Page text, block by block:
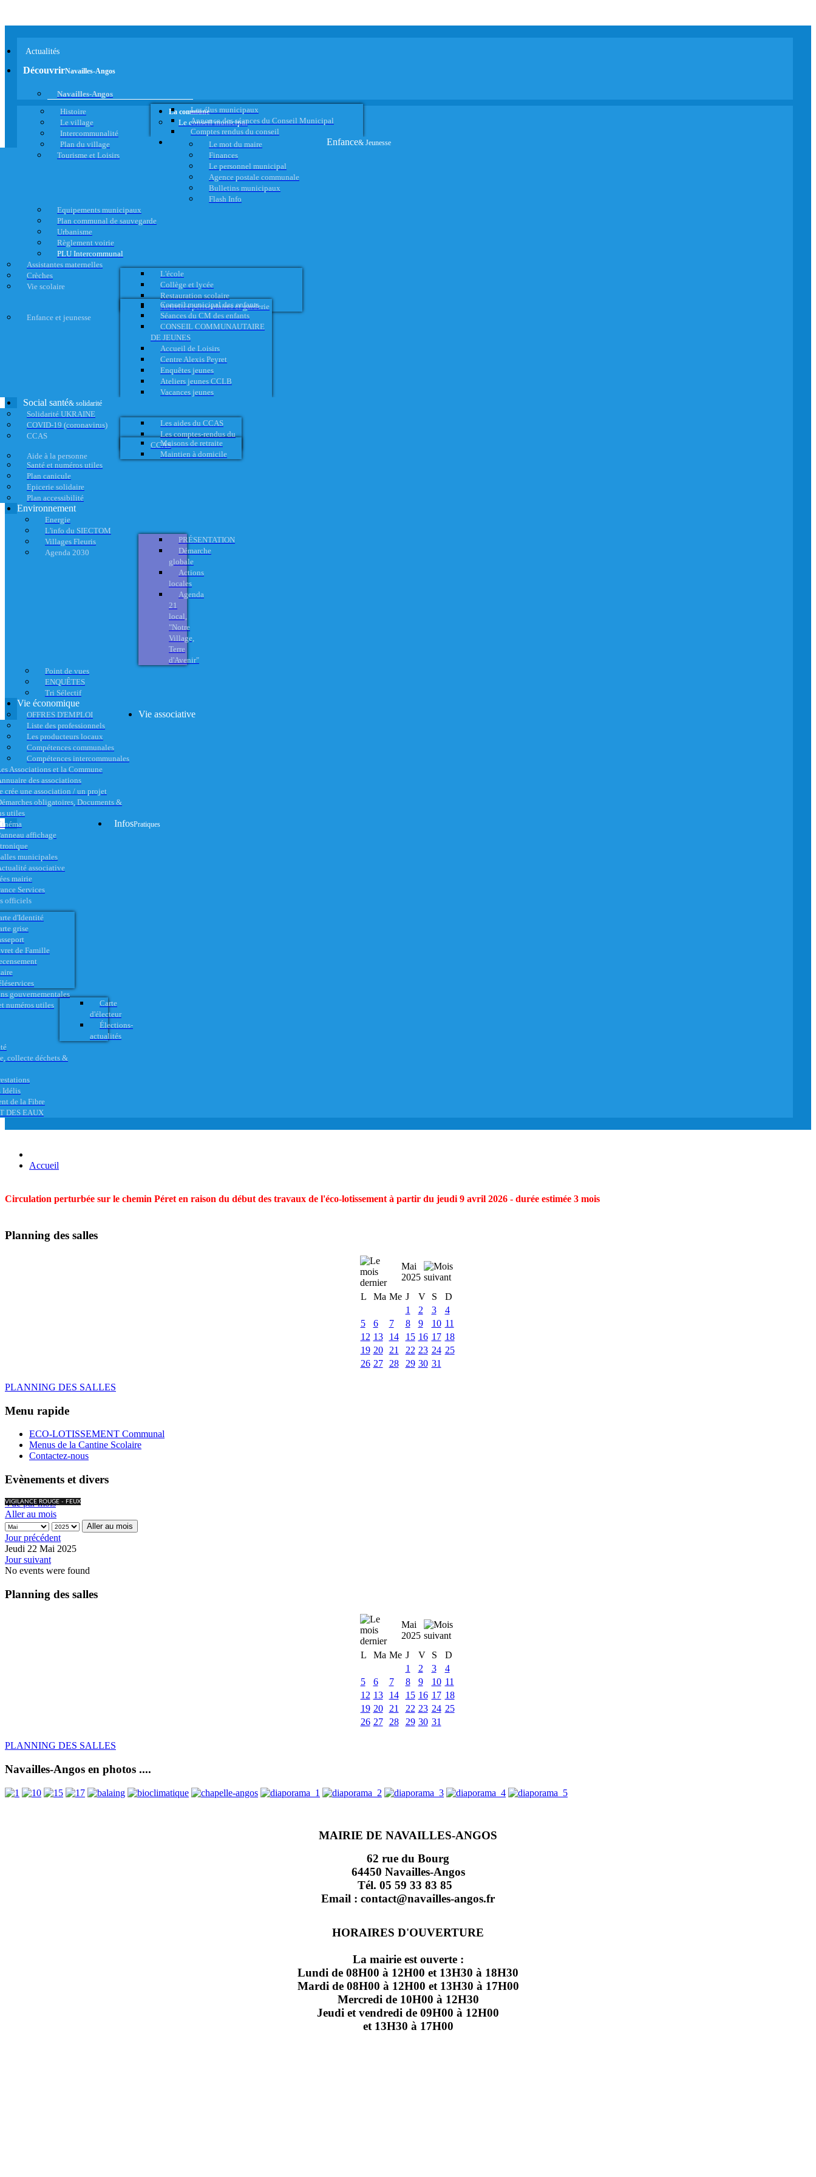
Actualités
DécouvrirNavailles-Angos
Navailles-Angos
Histoire
Le village
Intercommunalité
Plan du village
Tourisme et Loisirs
La commune
Le conseil municipal
Les élus municipaux
Annonce des séances du Conseil Municipal
Comptes rendus du conseil
Le mot du maire
Finances
Le personnel municipal
Agence postale communale
Bulletins municipaux
Flash Info
Equipements municipaux
Plan communal de sauvegarde
Urbanisme
Règlement voirie
PLU Intercommunal
Enfance& Jeunesse
Assistantes maternelles
Crèches
Vie scolaire
L'école
Collège et lycée
Restauration scolaire
Activités périscolaires et garderie
Enfance et jeunesse
Conseil municipal des enfants
Séances du CM des enfants
CONSEIL COMMUNAUTAIRE
DE JEUNES
Accueil de Loisirs
Centre Alexis Peyret
Enquêtes jeunes
Ateliers jeunes CCLB
Vacances jeunes
Social santé& solidarité
Solidarité UKRAINE
COVID-19 (coronavirus)
CCAS
Les aides du CCAS
Les comptes-rendus du
CCAS
Aide à la personne
Maisons de retraite
Maintien à domicile
Santé et numéros utiles
Plan canicule
Epicerie solidaire
Plan accessibilité
Environnement
Energie
L'info du SIECTOM
Villages Fleuris
Agenda 2030
PRÉSENTATION
Démarche
globale
Actions
locales
Agenda
21
local,
"Notre
Village,
Terre
d'Avenir"
Point de vues
ENQUÊTES
Tri Sélectif
Vie économique
OFFRES D'EMPLOI
Liste des professionnels
Les producteurs locaux
Compétences communales
Compétences intercommunales
Vie associative
Associations et la Commune
des associations
crée une association / un projet
obligatoires, Documents &
utiles
affichage
municipales
associative
InfosPratiques
mairie
Services
officiels
d'Identité
grise
de Famille
gouvernementales
numéros utiles
Carte
d'électeur
Élections-
actualités
collecte déchets &
Idélis
de la Fibre
DES EAUX
Accueil
Circulation perturbée sur le chemin Péret en raison du début des travaux de l'éco-lotissement à partir du jeudi 9 avril 2026 - durée estimée 3 mois
Planning des salles
Mai
2025
L
Ma Me J V S
D
1
2 3
4
5
6 7 8 9 10 11
12 13 14 15 16 17 18
19 20 21 22 23 24 25
26 27 28 29 30 31
PLANNING DES SALLES
Menu rapide
ECO-LOTISSEMENT Communal
Menus de la Cantine Scolaire
Contactez-nous
Evènements et divers
VIGILANCE ROUGE - FEUX
Vue par mois
Aller au mois
Aller au mois
Jour précédent
Jeudi 22 Mai 2025
Jour suivant
No events were found
Planning des salles
Mai
2025
L
Ma Me J V S
D
1
2 3
4
5
6 7 8 9 10 11
12 13 14 15 16 17 18
19 20 21 22 23 24 25
26 27 28 29 30 31
PLANNING DES SALLES
Navailles-Angos en photos ....
MAIRIE DE NAVAILLES-ANGOS
62 rue du Bourg
64450 Navailles-Angos
Tél. 05 59 33 83 85
Email : contact@navailles-angos.fr
HORAIRES D'OUVERTURE
La mairie est ouverte :
Lundi de 08H00 à 12H00 et 13H30 à 18H30
Mardi de 08H00 à 12H00 et 13H30 à 17H00
Mercredi de 10H00 à 12H30
Jeudi et vendredi de 09H00 à 12H00
et 13H30 à 17H00